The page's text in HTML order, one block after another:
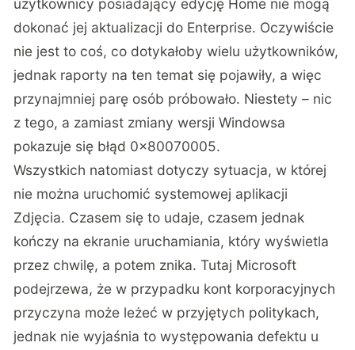
użytkownicy posiadający edycję Home nie mogą
dokonać jej aktualizacji do Enterprise. Oczywiście
nie jest to coś, co dotykałoby wielu użytkowników,
jednak raporty na ten temat się pojawiły, a więc
przynajmniej parę osób próbowało. Niestety – nic
z tego, a zamiast zmiany wersji Windowsa
pokazuje się błąd 0x80070005.
Wszystkich natomiast dotyczy sytuacja, w której
nie można uruchomić systemowej aplikacji
Zdjęcia. Czasem się to udaje, czasem jednak
kończy na ekranie uruchamiania, który wyświetla
przez chwilę, a potem znika. Tutaj Microsoft
podejrzewa, że w przypadku kont korporacyjnych
przyczyna może leżeć w przyjętych politykach,
jednak nie wyjaśnia to występowania defektu u